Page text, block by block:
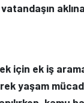
için ek iş
yaşam